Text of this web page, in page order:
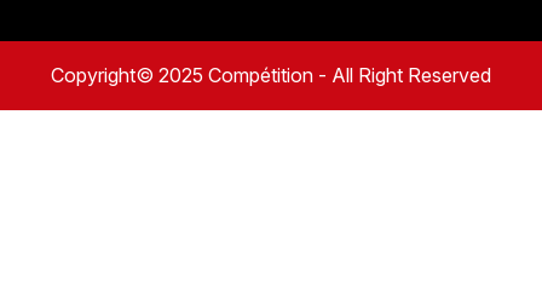
Copyright© 2025 Compétition - All Right Reserved